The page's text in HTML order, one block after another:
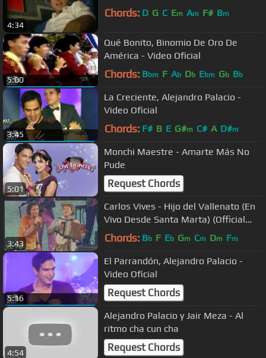
4:34
Chords: D G C Em Am F# Bm
5:00
Qué Bonito, Binomio De Oro De
América - Video Oficial
Chords: Bbm F Ab Db Ebm Gb Bb
3:45
La Creciente, Alejandro Palacio -
Video Oficial
Chords: F# B E G#m C# A D#m
5:01
Monchi Maestre - Amarte Más No
Pude
Request Chords
3:43
Carlos Vives - Hijo del Vallenato (En
Vivo Desde Santa Marta) (Official
Video)
Chords: Bb F Eb Gm Cm Dm Fm
5:16
El Parrandón, Alejandro Palacio -
Video Oficial
Request Chords
4:54
Alejandro Palacio y Jair Meza - Al
ritmo cha cun cha
Request Chords